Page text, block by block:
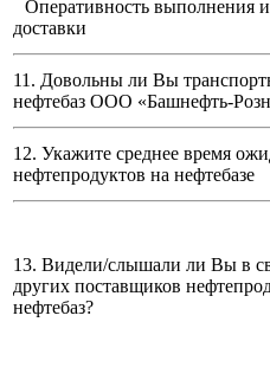
Оперативность выполнения
доставки
11. Довольны ли Вы
нефтебаз ООО «Башнефть-
12. Укажите среднее время
нефтепродуктов на нефтебазе
13. Видели/слышали ли Вы в
других поставщиков
нефтебаз?